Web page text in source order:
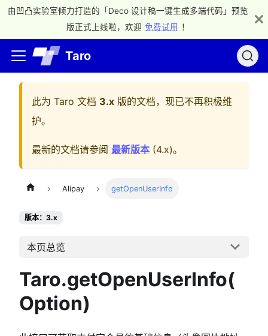
由凹凸实验室倾力打造的「Deco 设计稿一键生成多端代码」预览
版正式上线啦，欢迎 免费试用 ！
Taro
此为 Taro 文档 3.x 版的文档，现已不再积极维
护。
最新的文档请参阅 最新版本 (4.x)。
Alipay getOpenUserInfo
版本：3.x
本页总览
Taro.getOpenUserInfo(
Option)